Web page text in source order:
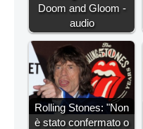
Doom and Gloom -
audio
Rolling Stones: "Non
è stato confermato o